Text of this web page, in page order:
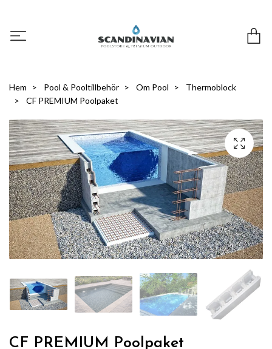
Hem Pool & Pooltillbehör Om Pool
Thermoblock
CF PREMIUM Poolpaket
CF PREMIUM Poolpaket